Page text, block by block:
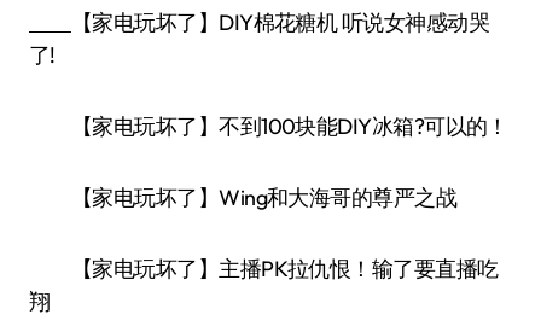
【家电玩坏了】DIY棉花糖机 听说女神感动哭
了!
【家电玩坏了】不到100块能DIY冰箱?可以的！
【家电玩坏了】Wing和大海哥的尊严之战
【家电玩坏了】主播PK拉仇恨！输了要直播吃
翔